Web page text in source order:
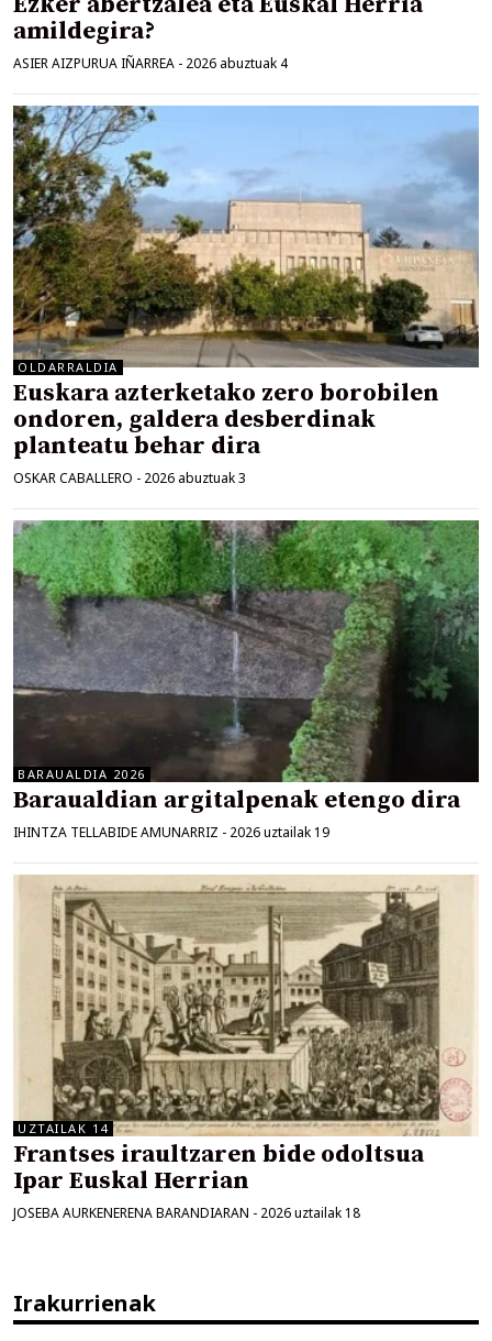
amildegira?
ASIER AIZPURUA IÑARREA - 2026 abuztuak 4
OLDARRALDIA
Euskara azterketako zero borobilen
ondoren, galdera desberdinak
planteatu behar dira
OSKAR CABALLERO - 2026 abuztuak 3
BARAUALDIA 2026
Baraualdian argitalpenak etengo dira
IHINTZA TELLABIDE AMUNARRIZ - 2026 uztailak 19
UZTAILAK 14
Frantses iraultzaren bide odoltsua
Ipar Euskal Herrian
JOSEBA AURKENERENA BARANDIARAN - 2026 uztailak 18
Irakurrienak